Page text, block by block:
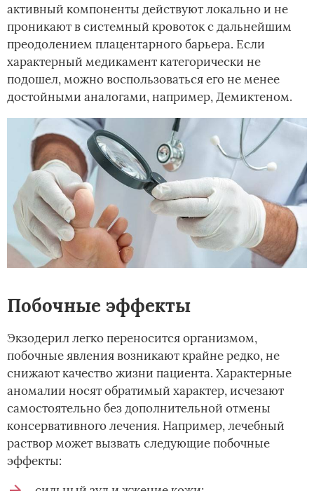
активный компоненты действуют локально и не
проникают в системный кровоток с дальнейшим
преодолением плацентарного барьера. Если
характерный медикамент категорически не
подошел, можно воспользоваться его не менее
достойными аналогами, например, Демиктеном.
Побочные эффекты
Экзодерил легко переносится организмом,
побочные явления возникают крайне редко, не
снижают качество жизни пациента. Характерные
аномалии носят обратимый характер, исчезают
самостоятельно без дополнительной отмены
консервативного лечения. Например, лечебный
раствор может вызвать следующие побочные
эффекты: